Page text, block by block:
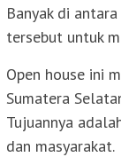
Banyak di
tersebut untuk
Open house ini
Sumatera
Tujuannya
dan masyarakat.